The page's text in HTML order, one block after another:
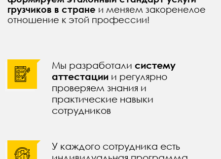
грузчиков в стране и меняем закоренелое
отношение к этой профессии!
Мы разработали систему
аттестации и регулярно
проверяем знания и
практические навыки
сотрудников
У каждого сотрудника есть